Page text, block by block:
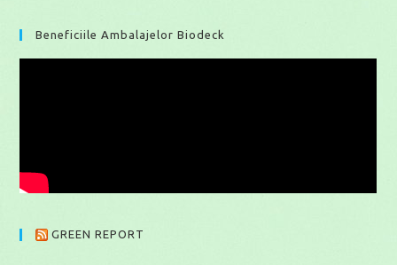
Beneficiile Ambalajelor Biodeck
GREEN REPORT